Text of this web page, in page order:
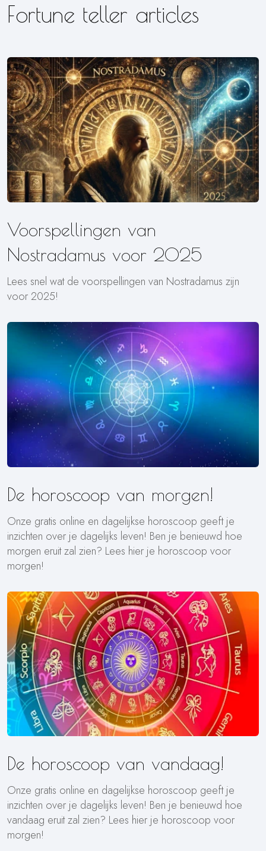
Fortune teller articles
Voorspellingen van
Nostradamus voor 2025
Lees snel wat de voorspellingen van Nostradamus zijn
voor 2025!
De horoscoop van morgen!
Onze gratis online en dagelijkse horoscoop geeft je
inzichten over je dagelijks leven! Ben je benieuwd hoe
morgen eruit zal zien? Lees hier je horoscoop voor
morgen!
De horoscoop van vandaag!
Onze gratis online en dagelijkse horoscoop geeft je
inzichten over je dagelijks leven! Ben je benieuwd hoe
vandaag eruit zal zien? Lees hier je horoscoop voor
morgen!